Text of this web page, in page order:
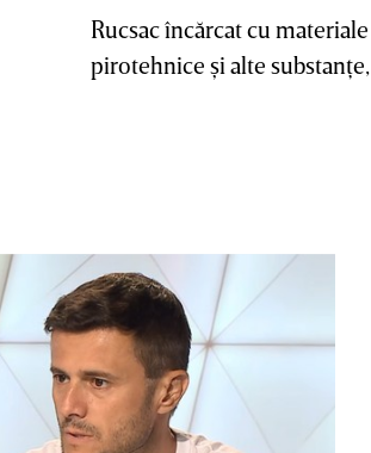
Rucsac încărcat cu materiale
pirotehnice şi alte substanţe,